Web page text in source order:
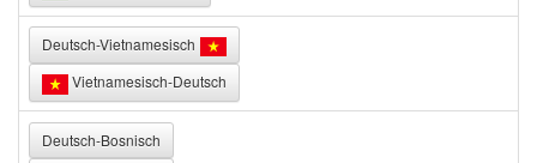
Deutsch-Vietnamesisch
Vietnamesisch-Deutsch
Deutsch-Bosnisch